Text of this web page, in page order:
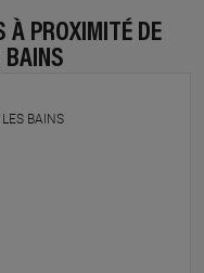
À PROXIMITÉ DE
BAINS
BAINS